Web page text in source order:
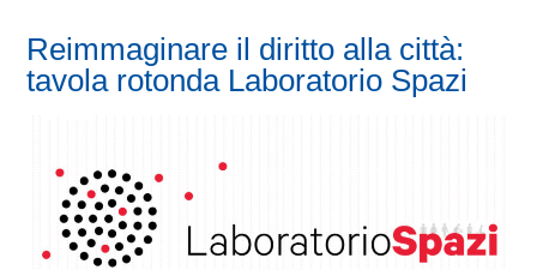
Reimmaginare il diritto alla città:
tavola rotonda Laboratorio Spazi